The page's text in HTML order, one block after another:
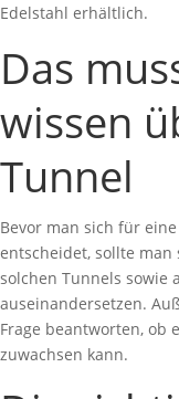
Edelstahl erhältlich.
Das
wissen
Tunnel
Bevor man sich für eine
entscheidet, sollte
solchen Tunnels sowie
auseinandersetzen.
Frage beantworten, ob
zuwachsen kann.